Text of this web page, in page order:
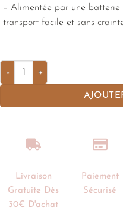
– Alimentée par une batterie
transport facile et sans
Livraison
Gratuite Dès
30€ D'achat
Paiement
Sécurisé